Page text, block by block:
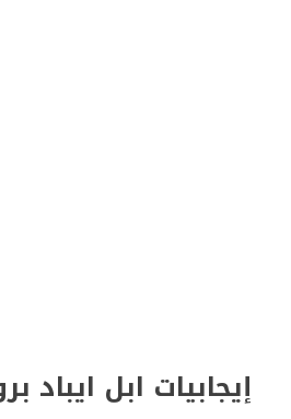
إيجابيات ابل ايباد برو